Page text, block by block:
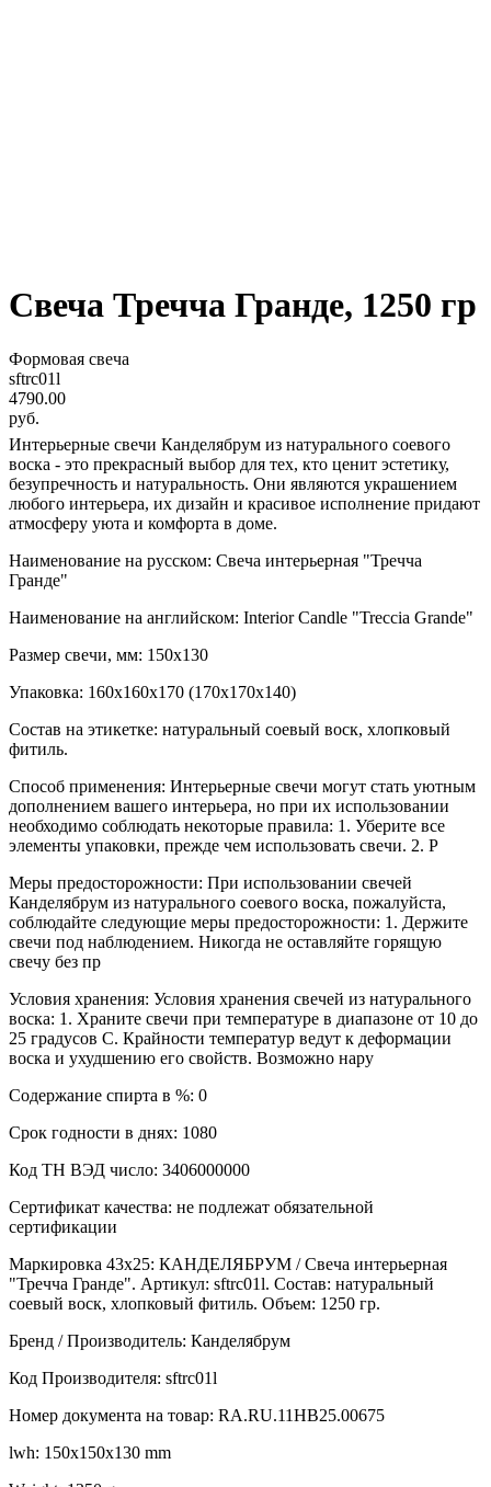
Свеча Тречча Гранде, 1250 гр
Формовая свеча
sftrc01l
4790.00
руб.
Интерьерные свечи Канделябрум из натурального соевого
воска - это прекрасный выбор для тех, кто ценит эстетику,
безупречность и натуральность. Они являются украшением
любого интерьера, их дизайн и красивое исполнение придают
атмосферу уюта и комфорта в доме.
Наименование на русском: Свеча интерьерная "Тречча
Гранде"
Наименование на английском: Interior Candle "Treccia Grande"
Размер свечи, мм: 150х130
Упаковка: 160х160х170 (170х170х140)
Состав на этикетке: натуральный соевый воск, хлопковый
фитиль.
Способ применения: Интерьерные свечи могут стать уютным
дополнением вашего интерьера, но при их использовании
необходимо соблюдать некоторые правила: 1. Уберите все
элементы упаковки, прежде чем использовать свечи. 2. Р
Меры предосторожности: При использовании свечей
Канделябрум из натурального соевого воска, пожалуйста,
соблюдайте следующие меры предосторожности: 1. Держите
свечи под наблюдением. Никогда не оставляйте горящую
свечу без пр
Условия хранения: Условия хранения свечей из натурального
воска: 1. Храните свечи при температуре в диапазоне от 10 до
25 градусов С. Крайности температур ведут к деформации
воска и ухудшению его свойств. Возможно нару
Содержание спирта в %: 0
Срок годности в днях: 1080
Код ТН ВЭД число: 3406000000
Сертификат качества: не подлежат обязательной
сертификации
Маркировка 43х25: КАНДЕЛЯБРУМ / Свеча интерьерная
"Тречча Гранде". Артикул: sftrc01l. Состав: натуральный
соевый воск, хлопковый фитиль. Объем: 1250 гр.
Бренд / Производитель: Канделябрум
Код Производителя: sftrc01l
Номер документа на товар: RA.RU.11HB25.00675
lwh: 150x150x130 mm